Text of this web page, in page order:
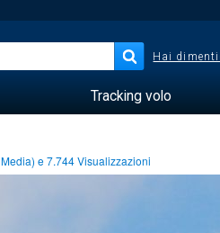
Hai
Tracking volo
Media) e7.744Visualizzazioni